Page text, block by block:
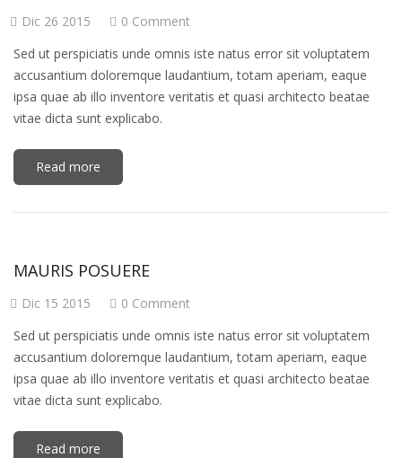
Dic 26 2015
0 Comment
Sed ut perspiciatis unde omnis iste natus error sit voluptatem
accusantium doloremque laudantium, totam aperiam, eaque
ipsa quae ab illo inventore veritatis et quasi architecto beatae
vitae dicta sunt explicabo.
Read more
MAURIS POSUERE
Dic 15 2015
0 Comment
Sed ut perspiciatis unde omnis iste natus error sit voluptatem
accusantium doloremque laudantium, totam aperiam, eaque
ipsa quae ab illo inventore veritatis et quasi architecto beatae
vitae dicta sunt explicabo.
Read more